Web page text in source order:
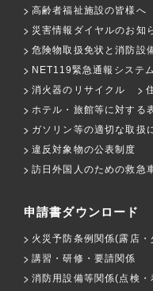
高齢者福祉施設の皆様へ
災害情報ダイヤルのお知
危険物取扱免状と消防設
NET119緊急通報システム
消火器のリサイクル
ホテル・旅館等に対する
ガソリン等の適切な取扱
違反対象物の公表制度
訪日外国人のための救急
申請書ダウンロード
火災予防条例関係(露店
講習・研修・要請関係
消防用設備等関係(点検